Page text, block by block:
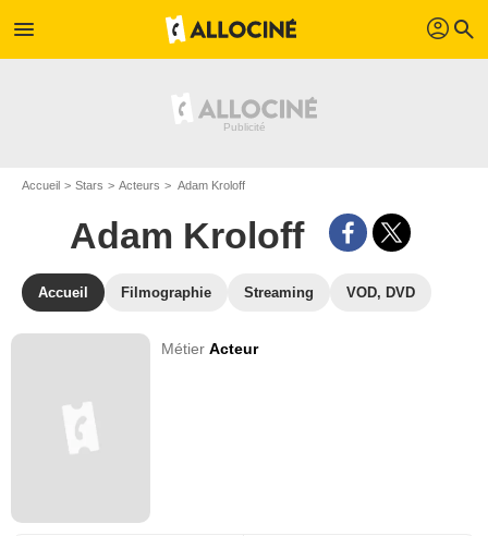
menu profil search
Accueil Stars Acteurs Adam Kroloff
Adam Kroloff
Accueil Filmographie Streaming VOD, DVD
MétierActeur